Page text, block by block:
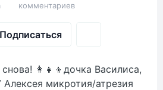
комментариев
Подписаться
👩‍👧‍👦дочка Василиса,
микротия/атрезия